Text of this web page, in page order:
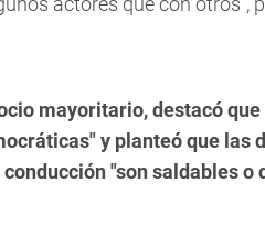
mayoritario, destacó que
y planteó que las
"son saldables o